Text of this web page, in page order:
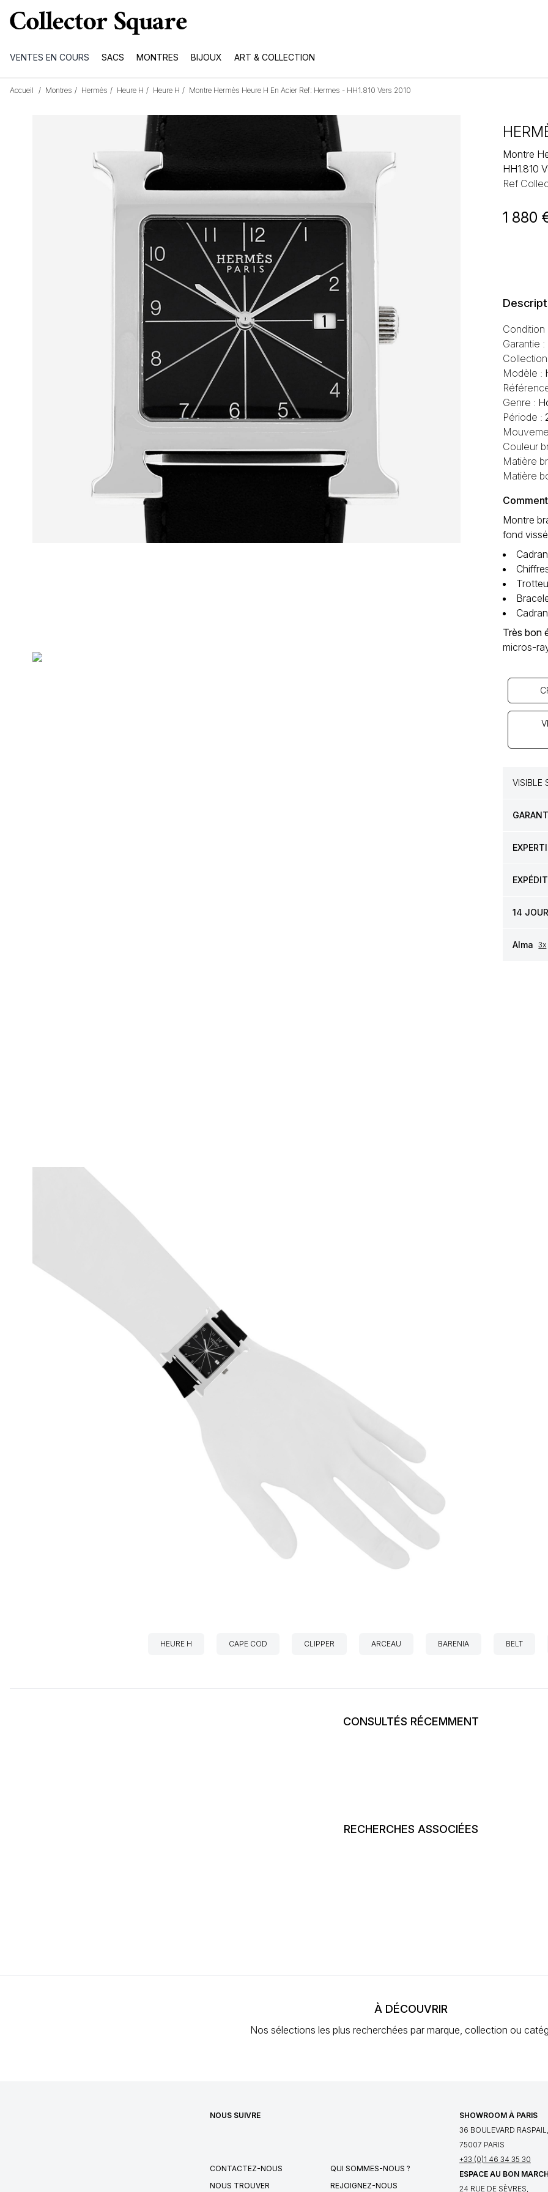
VENTES EN COURS SACS MONTRES BIJOUX ART & COLLECTION
Accueil / Montres / Hermès / Heure H / Heure H / Montre Hermès Heure H En Acier Ref: Hermes - HH1.810 Vers 2010
Montre
HH1.810
Ref
1 880
Condition
Garantie :
Modèle :
Genre :
Période :
Couleur
Matière
Matière
Montre
fond
Très bon
micros-
VISIBLE
14
Alma 3x
HEURE H CAPE COD CLIPPER ARCEAU BARENIA BELT
CONSULTÉS RÉCEMMENT
RECHERCHES ASSOCIÉES
À DÉCOUVRIR
Nos sélections les plus recherchées par marque, collection ou
NOUS SUIVRE
CONTACTEZ-NOUS
NOUS TROUVER
QUI SOMMES-NOUS ?
REJOIGNEZ-NOUS
SHOWROOM À PARIS
36 BOULEVARD RASPAIL,
75007 PARIS
+33 (0)1 46 34 35 30
ESPACE AU BON
24 RUE DE SÈVRES,